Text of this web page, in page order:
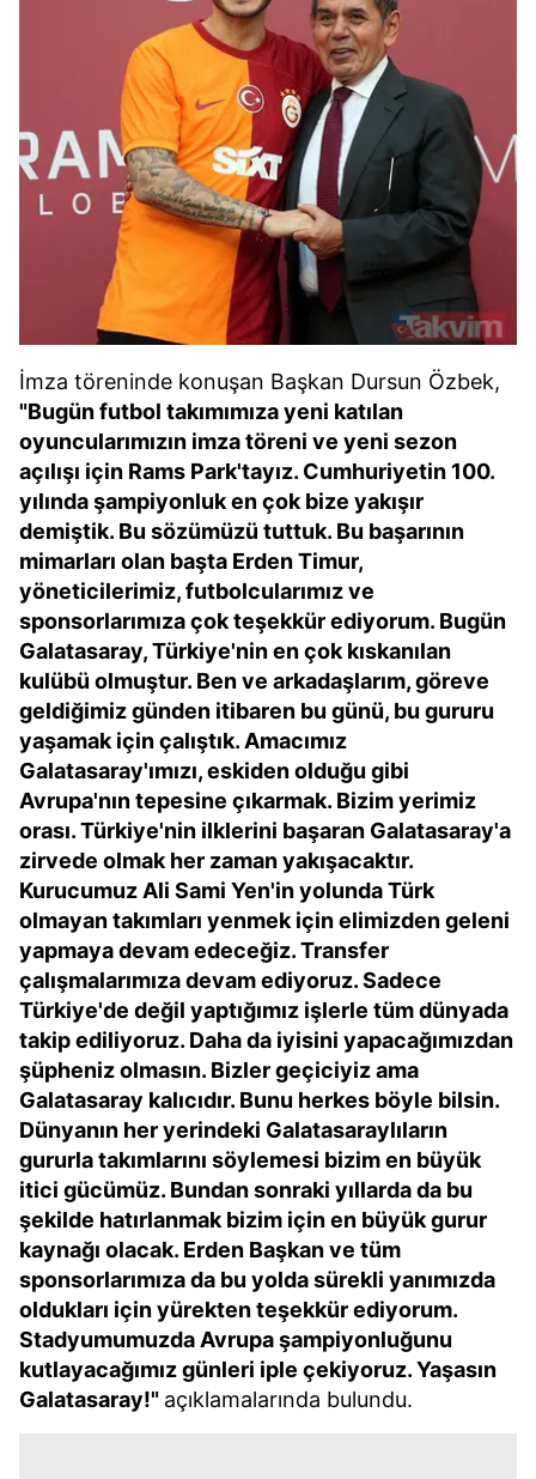
İmza töreninde konuşan Başkan Dursun Özbek,
"Bugün futbol takımımıza yeni katılan
oyuncularımızın imza töreni ve yeni sezon
açılışı için Rams Park'tayız. Cumhuriyetin 100.
yılında şampiyonluk en çok bize yakışır
demiştik. Bu sözümüzü tuttuk. Bu başarının
mimarları olan başta Erden Timur,
yöneticilerimiz, futbolcularımız ve
sponsorlarımıza çok teşekkür ediyorum. Bugün
Galatasaray, Türkiye'nin en çok kıskanılan
kulübü olmuştur. Ben ve arkadaşlarım, göreve
geldiğimiz günden itibaren bu günü, bu gururu
yaşamak için çalıştık. Amacımız
Galatasaray'ımızı, eskiden olduğu gibi
Avrupa'nın tepesine çıkarmak. Bizim yerimiz
orası. Türkiye'nin ilklerini başaran Galatasaray'a
zirvede olmak her zaman yakışacaktır.
Kurucumuz Ali Sami Yen'in yolunda Türk
olmayan takımları yenmek için elimizden geleni
yapmaya devam edeceğiz. Transfer
çalışmalarımıza devam ediyoruz. Sadece
Türkiye'de değil yaptığımız işlerle tüm dünyada
takip ediliyoruz. Daha da iyisini yapacağımızdan
şüpheniz olmasın. Bizler geçiciyiz ama
Galatasaray kalıcıdır. Bunu herkes böyle bilsin.
Dünyanın her yerindeki Galatasaraylıların
gururla takımlarını söylemesi bizim en büyük
itici gücümüz. Bundan sonraki yıllarda da bu
şekilde hatırlanmak bizim için en büyük gurur
kaynağı olacak. Erden Başkan ve tüm
sponsorlarımıza da bu yolda sürekli yanımızda
oldukları için yürekten teşekkür ediyorum.
Stadyumumuzda Avrupa şampiyonluğunu
kutlayacağımız günleri iple çekiyoruz. Yaşasın
Galatasaray!" açıklamalarında bulundu.